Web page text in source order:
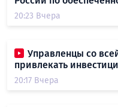
20:23 Вчера
Управленцы со
привлекать
20:17 Вчера